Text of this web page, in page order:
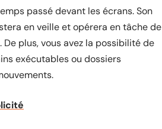
passé devant les écrans. Son
en veille et opérera en tâche de
. De plus, vous avez la possibilité de
exécutables ou dossiers